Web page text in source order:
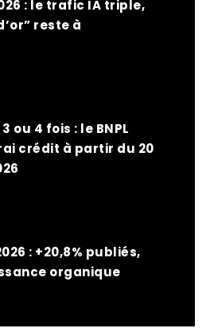
: le trafic IA triple,
reste à
ou 4 fois : le BNPL
crédit à partir du 20
: +20,8% publiés,
organique